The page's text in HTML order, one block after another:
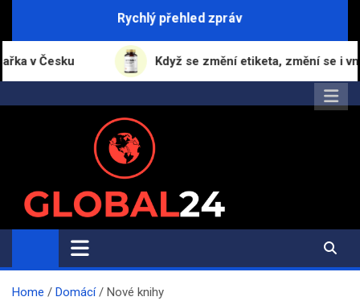
Rychlý přehled zpráv
Když se změní etiketa, změní se i vnímání
Global24.cz
Magazín zpravodajství a informací
Home Domácí Nové knihy